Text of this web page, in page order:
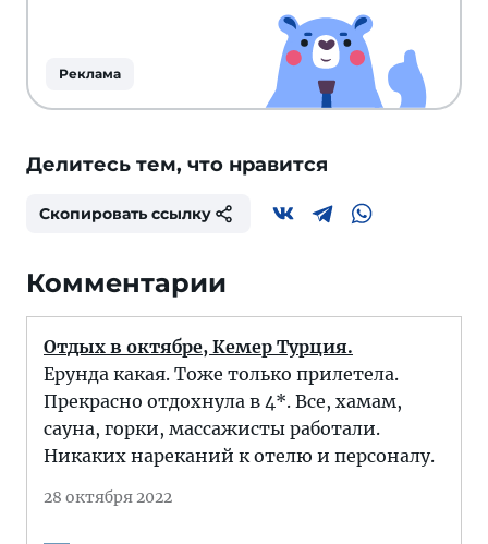
Реклама
Делитесь тем, что нравится
Скопировать ссылку
Комментарии
Отдых в октябре, Кемер Турция.
Ерунда какая. Тоже только прилетела.
Прекрасно отдохнула в 4*. Все, хамам,
сауна, горки, массажисты работали.
Никаких нареканий к отелю и персоналу.
28 октября 2022